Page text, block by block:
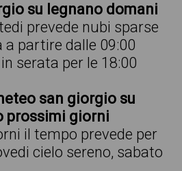
su legnano domani
prevede nubi sparse
partire dalle 09:00
serata per le 18:00
san giorgio su
prossimi giorni
il tempo prevede per
cielo sereno, sabato